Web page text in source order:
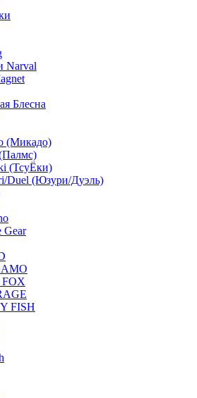
Narval
Блесна
(Микадо)
(ТсуЁки)
Duel (Юзури/Дуэль)
Gear
FISH